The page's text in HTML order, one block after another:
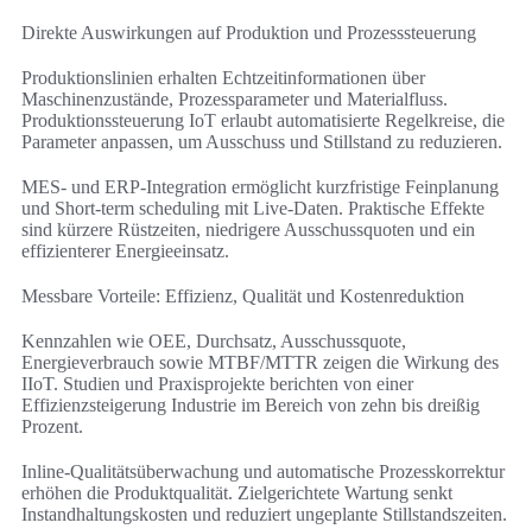
Direkte Auswirkungen auf Produktion und Prozesssteuerung
Produktionslinien erhalten Echtzeitinformationen über
Maschinenzustände, Prozessparameter und Materialfluss.
Produktionssteuerung IoT erlaubt automatisierte Regelkreise, die
Parameter anpassen, um Ausschuss und Stillstand zu reduzieren.
MES- und ERP-Integration ermöglicht kurzfristige Feinplanung
und Short-term scheduling mit Live-Daten. Praktische Effekte
sind kürzere Rüstzeiten, niedrigere Ausschussquoten und ein
effizienterer Energieeinsatz.
Messbare Vorteile: Effizienz, Qualität und Kostenreduktion
Kennzahlen wie OEE, Durchsatz, Ausschussquote,
Energieverbrauch sowie MTBF/MTTR zeigen die Wirkung des
IIoT. Studien und Praxisprojekte berichten von einer
Effizienzsteigerung Industrie im Bereich von zehn bis dreißig
Prozent.
Inline-Qualitätsüberwachung und automatische Prozesskorrektur
erhöhen die Produktqualität. Zielgerichtete Wartung senkt
Instandhaltungskosten und reduziert ungeplante Stillstandszeiten.